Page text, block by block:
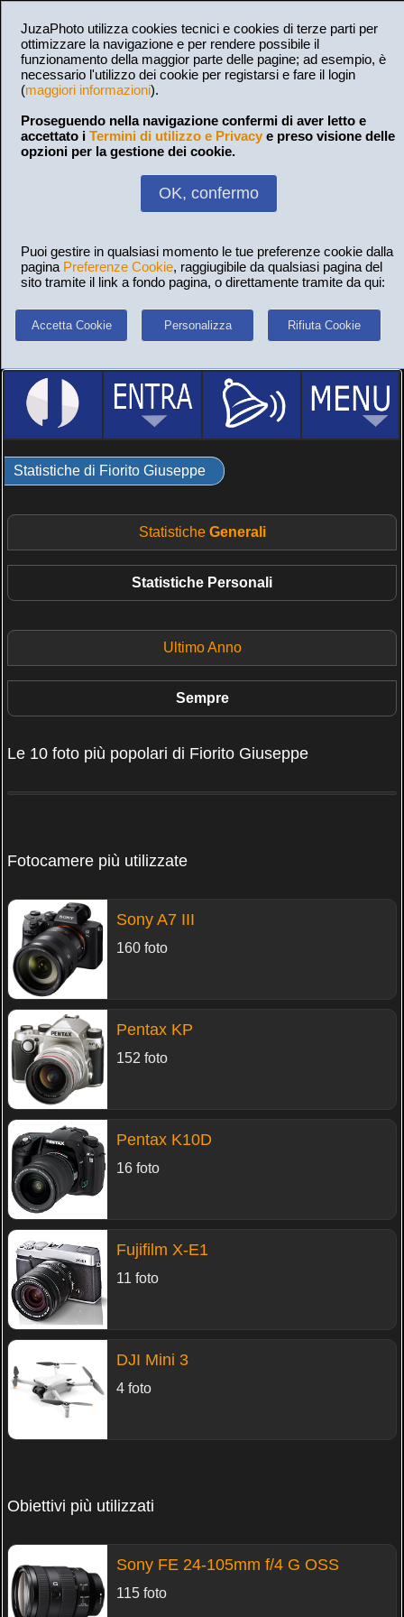
JuzaPhoto utilizza cookies tecnici e cookies di terze parti per
ottimizzare la navigazione e per rendere possibile il
funzionamento della maggior parte delle pagine; ad esempio, è
necessario l'utilizzo dei cookie per registarsi e fare il login
(maggiori informazioni).
Proseguendo nella navigazione confermi di aver letto e
accettato i Termini di utilizzo e Privacy e preso visione delle
opzioni per la gestione dei cookie.
OK, confermo
Puoi gestire in qualsiasi momento le tue preferenze cookie dalla
pagina Preferenze Cookie, raggiugibile da qualsiasi pagina del
sito tramite il link a fondo pagina, o direttamente tramite da qui:
Accetta Cookie Personalizza Rifiuta Cookie
Statistiche di Fiorito Giuseppe
Statistiche Generali
Statistiche Personali
Ultimo Anno
Sempre
Le 10 foto più popolari di Fiorito Giuseppe
Fotocamere più utilizzate
Sony A7 III
160 foto
Pentax KP
152 foto
Pentax K10D
16 foto
Fujifilm X-E1
11 foto
DJI Mini 3
4 foto
Obiettivi più utilizzati
Sony FE 24-105mm f/4 G OSS
115 foto